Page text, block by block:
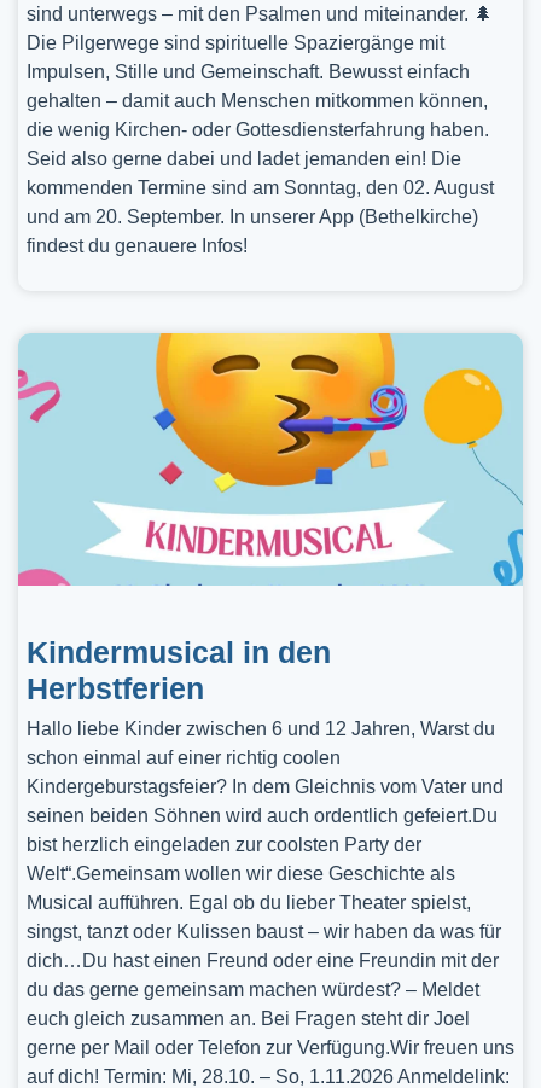
sind unterwegs – mit den Psalmen und miteinander. 🌲
Die Pilgerwege sind spirituelle Spaziergänge mit
Impulsen, Stille und Gemeinschaft. Bewusst einfach
gehalten – damit auch Menschen mitkommen können,
die wenig Kirchen- oder Gottesdiensterfahrung haben.
Seid also gerne dabei und ladet jemanden ein! Die
kommenden Termine sind am Sonntag, den 02. August
und am 20. September. In unserer App (Bethelkirche)
findest du genauere Infos!
Kindermusical in den
Herbstferien
Hallo liebe Kinder zwischen 6 und 12 Jahren, Warst du
schon einmal auf einer richtig coolen
Kindergeburstagsfeier? In dem Gleichnis vom Vater und
seinen beiden Söhnen wird auch ordentlich gefeiert.Du
bist herzlich eingeladen zur coolsten Party der
Welt“.Gemeinsam wollen wir diese Geschichte als
Musical aufführen. Egal ob du lieber Theater spielst,
singst, tanzt oder Kulissen baust – wir haben da was für
dich…Du hast einen Freund oder eine Freundin mit der
du das gerne gemeinsam machen würdest? – Meldet
euch gleich zusammen an. Bei Fragen steht dir Joel
gerne per Mail oder Telefon zur Verfügung.Wir freuen uns
auf dich! Termin: Mi, 28.10. – So, 1.11.2026 Anmeldelink: